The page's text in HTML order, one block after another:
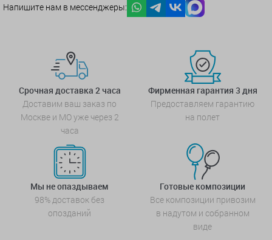
Напишите нам в мессенджеры:
Срочная доставка 2 часа
Доставим ваш заказ по
Москве и МО уже через 2
часа
Фирменная гарантия 3 дня
Предоставляем гарантию
на полет
Мы не опаздываем
98% доставок без
опозданий
Готовые композиции
Все композиции привозим
в надутом и собранном
виде